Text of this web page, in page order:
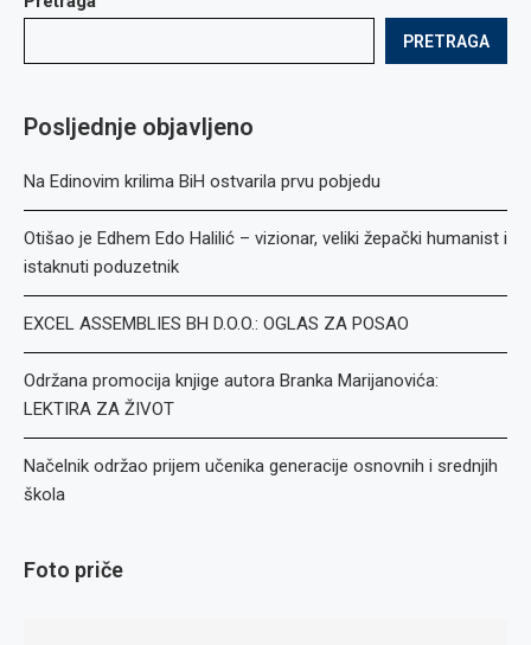
PRETRAGA
Posljednje objavljeno
Na Edinovim krilima BiH ostvarila prvu pobjedu
Otišao je Edhem Edo Halilić – vizionar, veliki žepački humanist i
istaknuti poduzetnik
EXCEL ASSEMBLIES BH D.O.O.: OGLAS ZA POSAO
Održana promocija knjige autora Branka Marijanovića:
LEKTIRA ZA ŽIVOT
Načelnik održao prijem učenika generacije osnovnih i srednjih
škola
Foto priče